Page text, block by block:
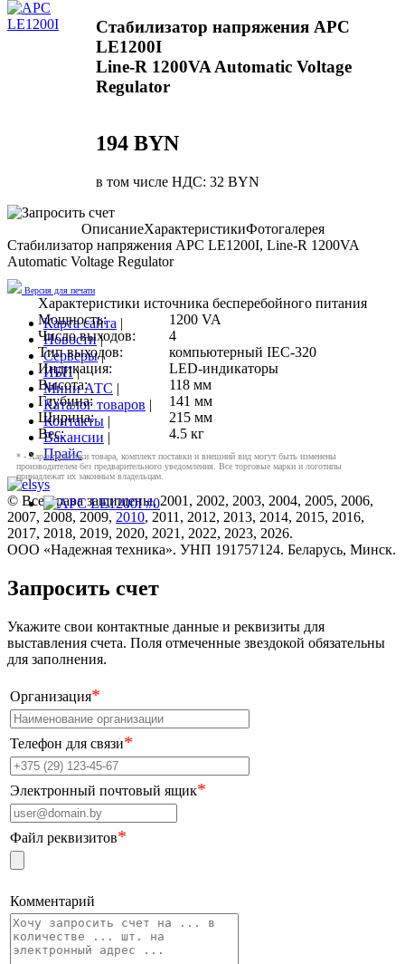
Стабилизатор напряжения APC
LE1200I
Line-R 1200VA Automatic Voltage
Regulator
194 BYN
в том числе НДС: 32 BYN
ОписаниеХарактеристикиФотогалерея
Стабилизатор напряжения APC LE1200I, Line-R 1200VA
Automatic Voltage Regulator
Версия для печати
Характеристики источника бесперебойного питания
Мощность:
1200 VA
Число выходов:
4
Тип выходов:
компьютерный IEC-320
Индикация:
LED-индикаторы
Высота:
118 мм
Глубина:
141 мм
Ширина:
215 мм
Вес:
4.5 кг
* - Характеристики товара, комплект поставки и внешний вид могут быть изменены
производителем без предварительного уведомления. Все торговые марки и логотипы
принадлежат их законным владельцам.
Карта сайта |
Новости|
Серверы|
ИБП|
Мини АТС |
Каталог товаров |
Контакты |
Вакансии |
Прайс
© Все права защищены, 2001, 2002, 2003, 2004, 2005, 2006,
2007, 2008, 2009, 2010, 2011, 2012, 2013, 2014, 2015, 2016,
2017, 2018, 2019, 2020, 2021, 2022, 2023, 2026.
ООО «Надежная техника». УНП 191757124. Беларусь, Минск.
Запросить счет
Укажите свои контактные данные и реквизиты для
выставления счета. Поля отмеченные звездокой обязательны
для заполнения.
Организация*
Телефон для связи*
Электронный почтовый ящик*
Файл реквизитов*
Комментарий